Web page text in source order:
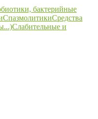
бактерийные
СпазмолитикиСредства
Слабительные и